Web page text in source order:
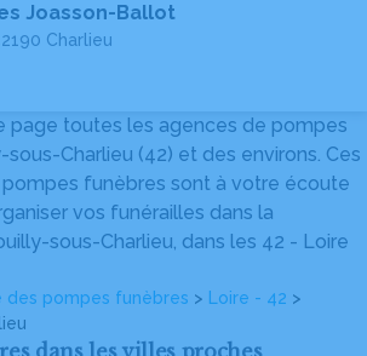
Joasson-Ballot
Charlieu
page toutes les agences de pompes
Charlieu (42) et des environs. Ces
funèbres sont à votre écoute
vos funérailles dans la
sous-Charlieu, dans les 42 - Loire
des pompes funèbres > Loire - 42 >
dans les villes proches